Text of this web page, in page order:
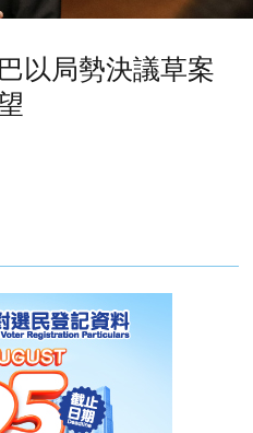
以局勢決議草案